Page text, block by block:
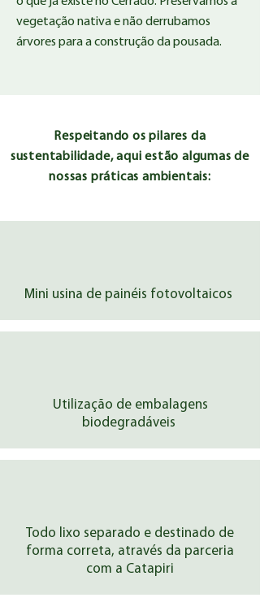
vegetação nativa e não derrubamos
árvores para a construção da pousada.
Respeitando os pilares da
sustentabilidade, aqui estão algumas de
nossas práticas ambientais:
Mini usina de painéis fotovoltaicos
Utilização de embalagens
biodegradáveis
Todo lixo separado e destinado de
forma correta, através da parceria
com a Catapiri